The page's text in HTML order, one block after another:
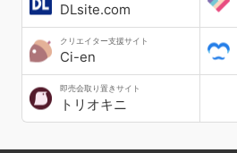
DLsite.com
クリエイター支援サイト
Ci-en
即売会取り置きサイト
トリオキニ